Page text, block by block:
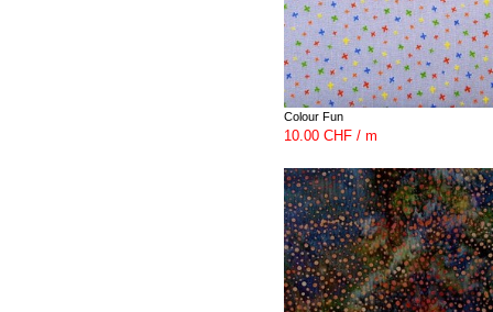
Colour Fun
10.00 CHF / m